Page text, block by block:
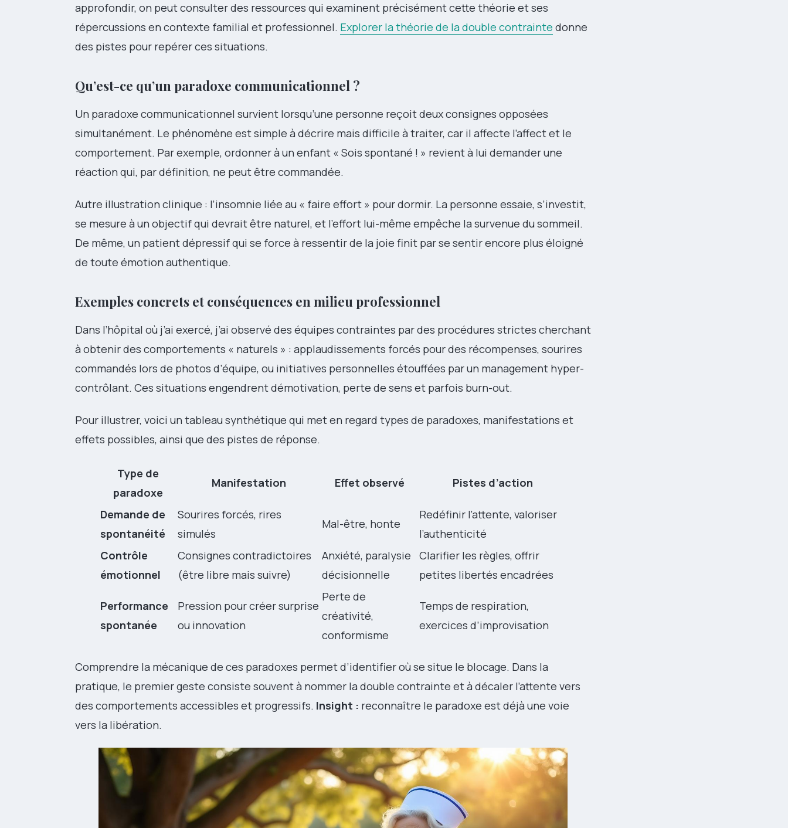
approfondir, on peut consulter des ressources qui examinent précisément cette théorie et ses
répercussions en contexte familial et professionnel. Explorer la théorie de la double contrainte donne
des pistes pour repérer ces situations.
Qu’est-ce qu’un paradoxe communicationnel ?
Un paradoxe communicationnel survient lorsqu’une personne reçoit deux consignes opposées
simultanément. Le phénomène est simple à décrire mais difficile à traiter, car il affecte l’affect et le
comportement. Par exemple, ordonner à un enfant « Sois spontané ! » revient à lui demander une
réaction qui, par définition, ne peut être commandée.
Autre illustration clinique : l’insomnie liée au « faire effort » pour dormir. La personne essaie, s’investit,
se mesure à un objectif qui devrait être naturel, et l’effort lui-même empêche la survenue du sommeil.
De même, un patient dépressif qui se force à ressentir de la joie finit par se sentir encore plus éloigné
de toute émotion authentique.
Exemples concrets et conséquences en milieu professionnel
Dans l’hôpital où j’ai exercé, j’ai observé des équipes contraintes par des procédures strictes cherchant
à obtenir des comportements « naturels » : applaudissements forcés pour des récompenses, sourires
commandés lors de photos d’équipe, ou initiatives personnelles étouffées par un management hyper-
contrôlant. Ces situations engendrent démotivation, perte de sens et parfois burn-out.
Pour illustrer, voici un tableau synthétique qui met en regard types de paradoxes, manifestations et
effets possibles, ainsi que des pistes de réponse.
Type de
paradoxe
Manifestation Effet observé Pistes d’action
Demande de
spontanéité
Sourires forcés, rires
simulés
Mal-être, honte
Redéfinir l’attente, valoriser
l’authenticité
Contrôle
émotionnel
Consignes contradictoires
(être libre mais suivre)
Anxiété, paralysie
décisionnelle
Clarifier les règles, offrir
petites libertés encadrées
Performance
spontanée
Pression pour créer surprise
ou innovation
Perte de
créativité,
conformisme
Temps de respiration,
exercices d’improvisation
Comprendre la mécanique de ces paradoxes permet d’identifier où se situe le blocage. Dans la
pratique, le premier geste consiste souvent à nommer la double contrainte et à décaler l’attente vers
des comportements accessibles et progressifs. Insight : reconnaître le paradoxe est déjà une voie
vers la libération.